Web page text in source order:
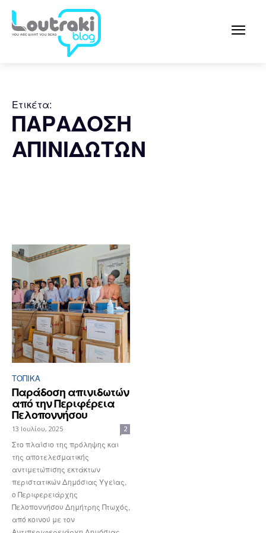
Ετικέτα:
ΠΑΡΑΔΟΣΗ
ΑΠΙΝΙΔΩΤΩΝ
ΤΟΠΙΚΑ
Παράδοση απινιδωτών
από την Περιφέρεια
Πελοποννήσου
13 Ιουλίου, 2025 2
Στο πλαίσιο της πρόληψης και
της αποτελεσματικής
αντιμετώπισης εκτάκτων
περιστατικών Δημόσιας Υγείας,
ο Περιφερειάρχης
Πελοποννήσου Δημήτρης Πτωχός,
από κοινού με τον